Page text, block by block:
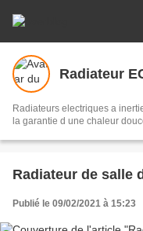
Radiateur
Radiateurs electriques a
la garantie d une chaleur
Radiateur de salle
Publié le 09/02/2021 à 15:23